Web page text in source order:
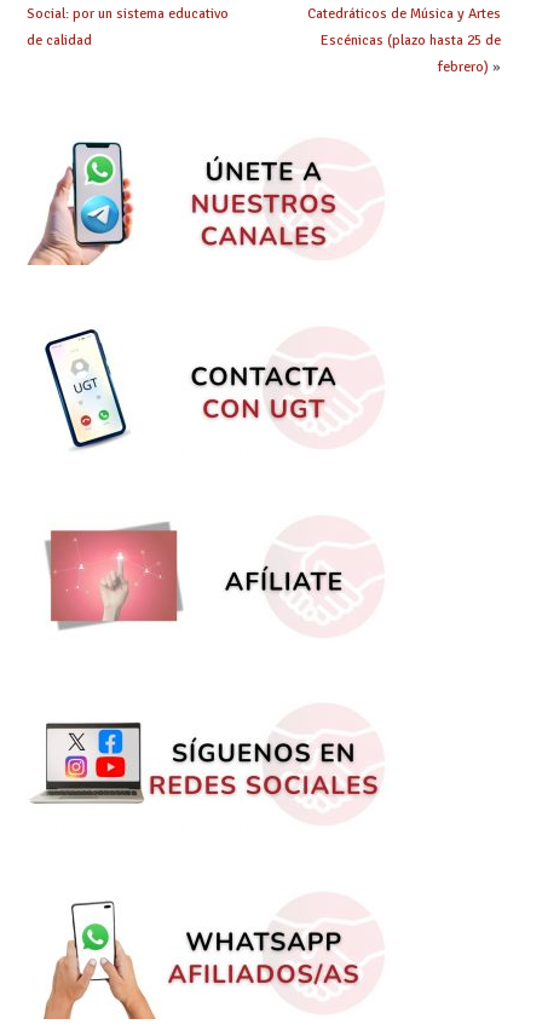
Social: por un sistema educativo
de calidad
Catedráticos de Música y Artes
Escénicas (plazo hasta 25 de
febrero) »